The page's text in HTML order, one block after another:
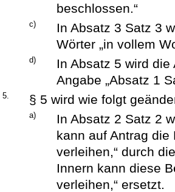
beschlossen.“
c)
In Absatz 3 Satz 3
Wörter „in vollem
d)
In Absatz 5 wird die
Angabe „Absatz 1
5. § 5 wird wie folgt
a)
In Absatz 2 Satz 2
kann auf Antrag die
verleihen,“ durch
Innern kann diese
verleihen,“ ersetzt.